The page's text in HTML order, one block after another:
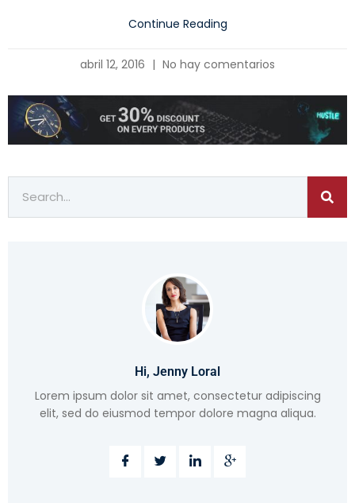
Continue Reading
abril 12, 2016 No hay comentarios
Hi, Jenny Loral
Lorem ipsum dolor sit amet, consectetur adipiscing
elit, sed do eiusmod tempor dolore magna aliqua.